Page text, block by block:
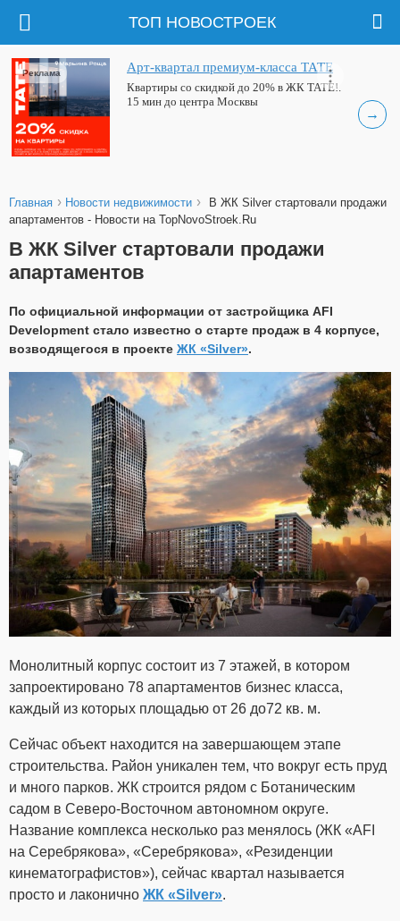
ТОП НОВОСТРОЕК
→
Арт-квартал премиум-класса ТАТЕ
Квартиры со скидкой до 20% в ЖК ТАТЕ!.
15 мин до центра Москвы
Реклама
Главная › Новости недвижимости ›
В ЖК Silver стартовали продажи
апартаментов - Новости на TopNovoStroek.Ru
В ЖК Silver стартовали продажи
апартаментов
По официальной информации от застройщика AFI
Development стало известно о старте продаж в 4 корпусе,
возводящегося в проекте ЖК «Silver».
Монолитный корпус состоит из 7 этажей, в котором
запроектировано 78 апартаментов бизнес класса,
каждый из которых площадью от 26 до72 кв. м.
Сейчас объект находится на завершающем этапе
строительства. Район уникален тем, что вокруг есть пруд
и много парков. ЖК строится рядом с Ботаническим
садом в Северо-Восточном автономном округе.
Название комплекса несколько раз менялось (ЖК «AFI
на Серебрякова», «Серебрякова», «Резиденции
кинематографистов»), сейчас квартал называется
просто и лаконично ЖК «Silver».